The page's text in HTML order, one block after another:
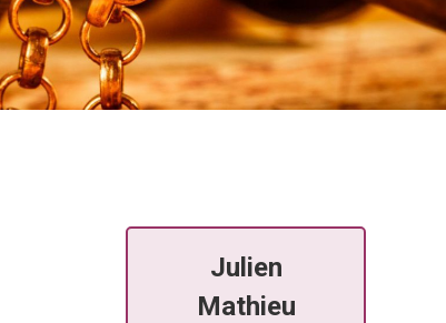
Julien
Mathieu
Nathalie Van
Raemdonck